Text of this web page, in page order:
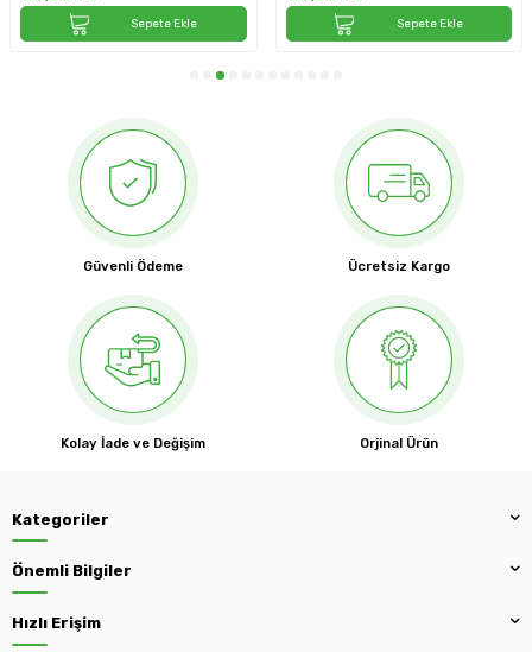
Sepete Ekle Sepete Ekle
Güvenli Ödeme Ücretsiz Kargo
Kolay İade ve Değişim Orjinal Ürün
Kategoriler
Önemli Bilgiler
Hızlı Erişim